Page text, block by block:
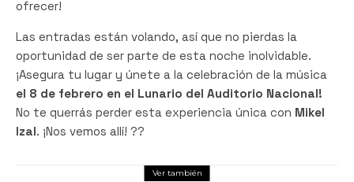
ofrecer!
Las entradas están volando, así que no pierdas la
oportunidad de ser parte de esta noche inolvidable.
¡Asegura tu lugar y únete a la celebración de la música
el 8 de febrero en el Lunario del Auditorio Nacional!
No te querrás perder esta experiencia única con Mikel
Izal. ¡Nos vemos allí! ??
Ver también